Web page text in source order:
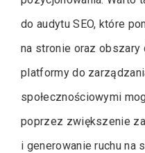
do audytu SEO, które
na stronie oraz obszary
platformy do
społecznościowymi
poprzez zwiększenie
i generowanie ruchu na